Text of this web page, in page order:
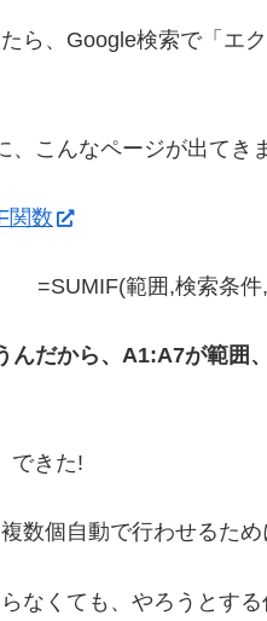
たら、Google検索で「
こんなページが出てき
関数
=SUMIF(範囲,検索条件,
んだから、A1:A7が範
できた!
数個自動で行わせるため
なくても、やろうとす